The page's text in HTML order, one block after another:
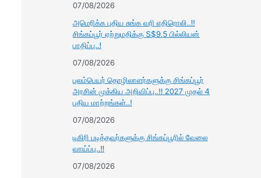
07/08/2026
அமெரிக்க புதிய சுங்க வரி எதிரொலி..!!
சிங்கப்பூர் ஏற்றுமதிக்கு S$9.5 பில்லியன்
பாதிப்பு..!
07/08/2026
புலம்பெயர் தொழிலாளர்களுக்கு சிங்கப்பூர்
அரசின் முக்கிய அறிவிப்பு..!! 2027 முதல் 4
புதிய மாற்றங்கள்..!
07/08/2026
டிகிரி படித்தவர்களுக்கு சிங்கப்பூரில் வேலை
வாய்ப்பு..!!
07/08/2026